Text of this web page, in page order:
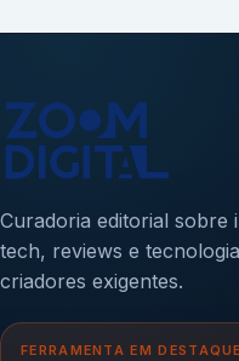
Curadoria editorial sobre
tech, reviews e
criadores exigentes.
FERRAMENTA EM DESTAQUE